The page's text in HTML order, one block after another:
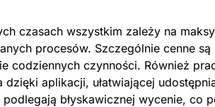
czasach wszystkim zależy na
procesów. Szczególnie cenne
codziennych czynności. Również
dzięki aplikacji, ułatwiającej
błyskawicznej wycenie, co